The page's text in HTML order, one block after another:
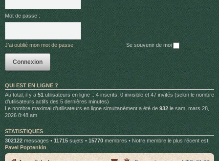
Mot de passe :
J’ai oublié mon mot de passe Se souvenir de moi
QUI EST EN LIGNE ?
Au total, il y a 51 utilisateurs en ligne :: 4 inscrits, 0 invisible et 47 invités (selon le nombre
d’utilisateurs actifs des 5 dernières minutes)
Le nombre maximal d’utilisateurs en ligne simultanément a été de 932 le sam. mars 28,
2026 8:48 am
STATISTIQUES
302122 messages • 11715 sujets • 15770membres • Notre membre le plus récent est
Pavel Poptenkin